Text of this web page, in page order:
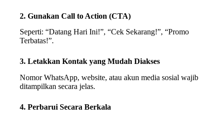
2. Gunakan Call to Action (CTA)
Seperti: “Datang Hari Ini!”, “Cek Sekarang!”, “Promo
Terbatas!”.
3. Letakkan Kontak yang Mudah Diakses
Nomor WhatsApp, website, atau akun media sosial wajib
ditampilkan secara jelas.
4. Perbarui Secara Berkala